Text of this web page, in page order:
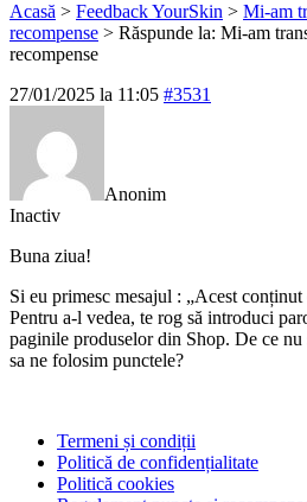
Acasă > Feedback YourSkin > Mi-am
recompense > Răspunde la: Mi-am
recompense
27/01/2025 la 11:05 #3531
Anonim
Inactiv
Buna ziua!
Si eu primesc mesajul : „Acest conținut
Pentru a-l vedea, te rog să introduci
paginile produselor din Shop. De ce
sa ne folosim punctele?
Termeni și condiții
Politică de confidențialitate
Politică cookies